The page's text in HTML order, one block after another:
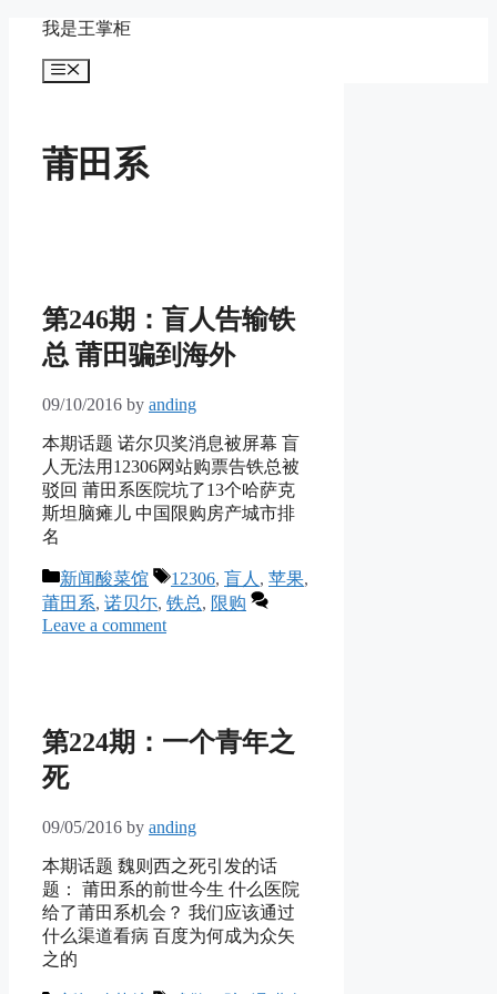
content
我是王掌柜
Menu
莆田系
第246期：盲人告输铁
总 莆田骗到海外
09/10/2016 by anding
本期话题 诺尔贝奖消息被屏幕 盲
人无法用12306网站购票告铁总被
驳回 莆田系医院坑了13个哈萨克
斯坦脑瘫儿 中国限购房产城市排
名
Categories
新闻酸菜馆 Tags
12306, 盲人 , 苹果,
莆田系, 诺贝尓, 铁总, 限购
Leave a comment
第224期：一个青年之
死
09/05/2016 by anding
本期话题 魏则西之死引发的话
题： 莆田系的前世今生 什么医院
给了莆田系机会？ 我们应该通过
什么渠道看病 百度为何成为众矢
之的